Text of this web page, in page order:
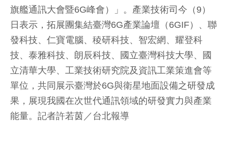
旗艦通訊大會暨6G峰會）」。產業技術司今（9）
日表示，拓展團集結臺灣6G產業論壇（6GIF）、聯
發科技、仁寶電腦、稜研科技、智宏網、耀登科
技、泰雅科技、朗辰科技、國立臺灣科技大學、國
立清華大學、工業技術研究院及資訊工業策進會等
單位，共同展示臺灣於6G與衛星地面設備之研發成
果，展現我國在次世代通訊領域的研發實力與產業
能量。 記者許若茵／台北報導